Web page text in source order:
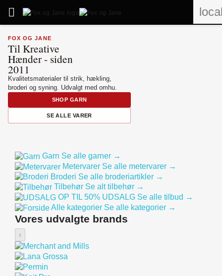
 0
FOX OG JANE
Til Kreative
Hænder - siden
2011
Kvalitetsmaterialer til strik, hækling,
broderi og syning. Udvalgt med omhu.
SHOP GARN
SE ALLE VARER
Garn Se alle garner →
Metervarer Se alle metervarer →
Broderi Se alle broderiartikler →
Tilbehør Se alt tilbehør →
OP TIL 50% UDSALG Se alle tilbud →
Alle kategorier Se alle kategorier →
Vores udvalgte brands
‹